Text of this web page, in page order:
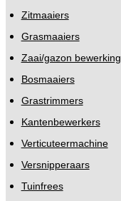
Zitmaaiers
Grasmaaiers
Zaai/gazon bewerking
Bosmaaiers
Grastrimmers
Kantenbewerkers
Verticuteermachine
Versnipperaars
Tuinfrees